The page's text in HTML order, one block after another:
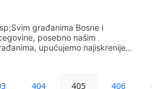
građanima Bosne i
posebno našim
upućujemo najiskrenije
404 405 406